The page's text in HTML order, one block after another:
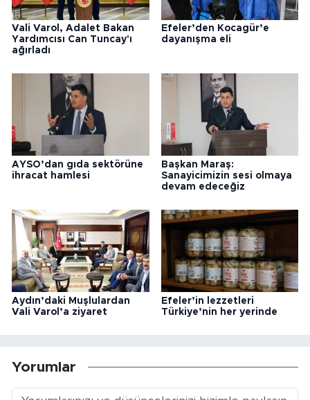
Vali Varol, Adalet Bakan
Yardımcısı Can Tuncay'ı
ağırladı
Efeler’den Kocagür’e
dayanışma eli
AYSO’dan gıda sektörüne
ihracat hamlesi
Başkan Maraş:
Sanayicimizin sesi olmaya
devam edeceğiz
Aydın’daki Muşlulardan
Vali Varol’a ziyaret
Efeler’in lezzetleri
Türkiye’nin her yerinde
Yorumlar